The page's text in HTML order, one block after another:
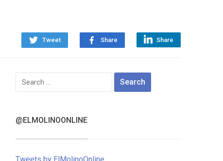
Tweet Share Share
Search
for:
@ELMOLINOONLINE